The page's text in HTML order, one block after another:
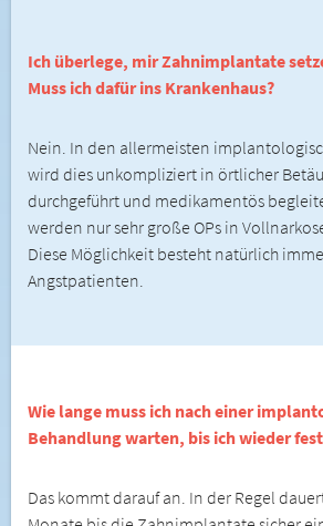
Ich überlege, mir Zahnimplantate
Muss ich dafür ins Krankenhaus?
Nein. In den allermeisten
wird dies unkompliziert in örtlicher
durchgeführt und medikamentös
werden nur sehr große OPs in
Diese Möglichkeit besteht natürlich
Angstpatienten.
Wie lange muss ich nach einer
Behandlung warten, bis ich wieder
Das kommt darauf an. In der Regel